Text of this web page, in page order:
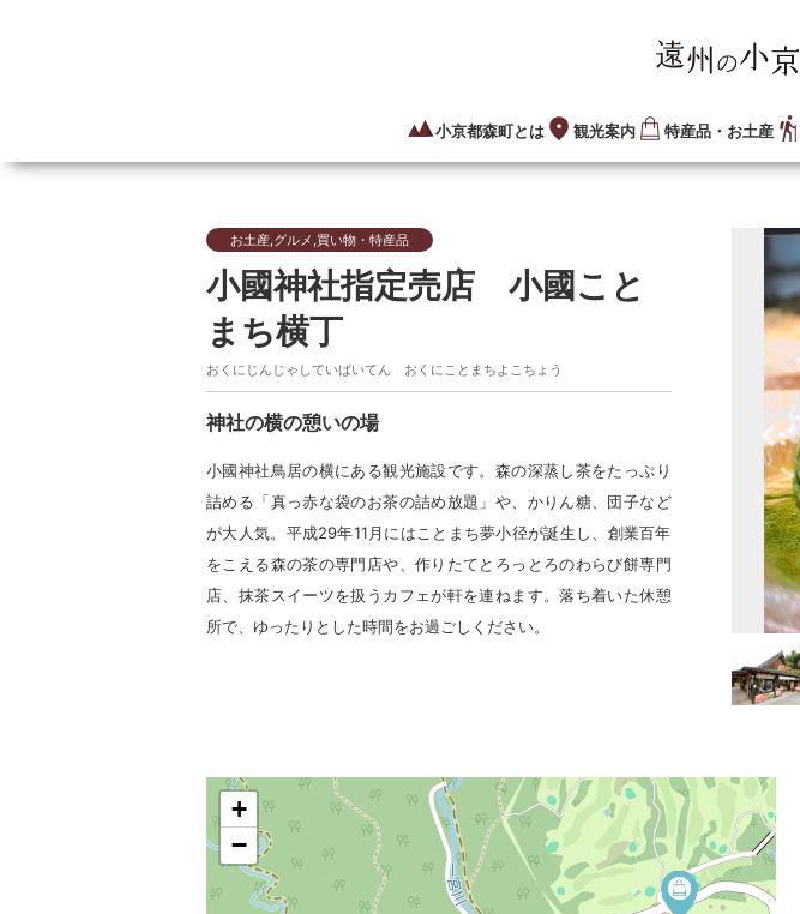
小京都森町とは 観光案内 特産品・お土産
お土産,グルメ,買い物・特産品
小國神社指定売店 小國こと
まち横丁
おくにじんじゃしていばいてん おくにことまちよこちょう
神社の横の憩いの場
小國神社鳥居の横にある観光施設です。森の深蒸し茶をたっぷり
詰める「真っ赤な袋のお茶の詰め放題」や、かりん糖、団子など
が大人気。平成29年11月にはことまち夢小径が誕生し、創業百年
をこえる森の茶の専門店や、作りたてとろっとろのわらび餅専門
店、抹茶スイーツを扱うカフェが軒を連ねます。落ち着いた休憩
所で、ゆったりとした時間をお過ごしください。
+
−